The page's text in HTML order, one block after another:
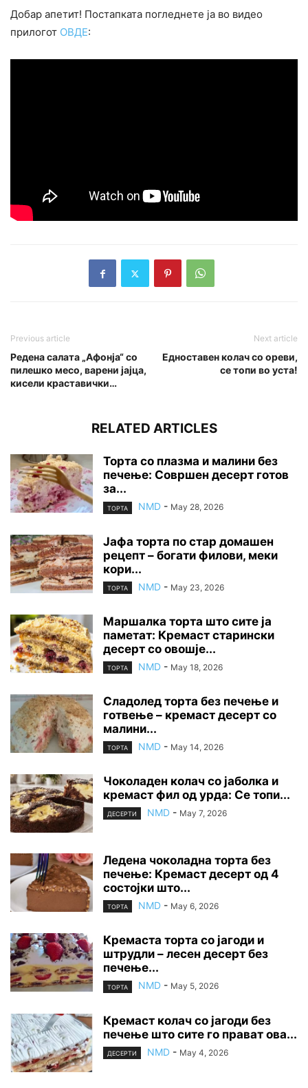
Добар апетит! Постапката погледнете ја во видео
прилогот ОВДЕ:
Previous article
Редена салата „Афонја“ со
пилешко месо, варени јајца,
кисели краставички…
Next article
Едноставен колач со ореви,
се топи во уста!
RELATED ARTICLES
Торта со плазма и малини без
печење: Совршен десерт готов
за...
ТОРТА NMD - May 28, 2026
Јафа торта по стар домашен
рецепт – богати филови, меки
кори...
ТОРТА NMD - May 23, 2026
Маршалка торта што сите ја
паметат: Кремаст старински
десерт со овошје...
ТОРТА NMD - May 18, 2026
Сладолед торта без печење и
готвење – кремаст десерт со
малини...
ТОРТА NMD - May 14, 2026
Чоколаден колач со јаболка и
кремаст фил од урда: Се топи...
ДЕСЕРТИ NMD - May 7, 2026
Ледена чоколадна торта без
печење: Кремаст десерт од 4
состојки што...
ТОРТА NMD - May 6, 2026
Кремаста торта со јагоди и
штрудли – лесен десерт без
печење...
ТОРТА NMD - May 5, 2026
Кремаст колач со јагоди без
печење што сите го прават ова...
ДЕСЕРТИ NMD - May 4, 2026